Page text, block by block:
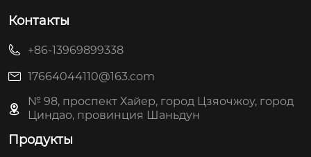
Контакты
+86-13969899338
17664044110@163.com
№ 98, проспект Хайер, город Цзяочжоу, город
Циндао, провинция Шаньдун
Продукты